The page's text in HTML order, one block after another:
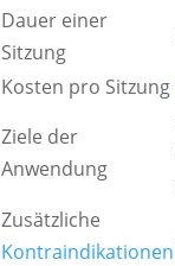
Dauer einer
Sitzung
Kosten pro Sitzung
Ziele der
Anwendung
Zusätzliche
Kontraindikationen